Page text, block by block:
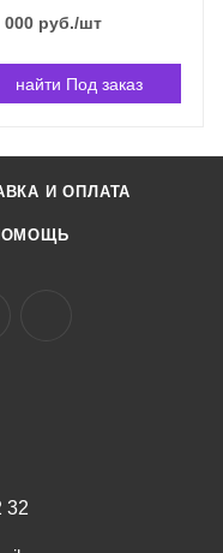
000руб./шт
найти Под заказ
И ОПЛАТА
32